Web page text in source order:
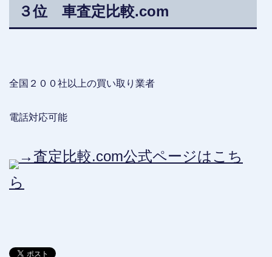
３位 車査定比較.com
全国２００社以上の買い取り業者
電話対応可能
→査定比較.com公式ページはこち
ら